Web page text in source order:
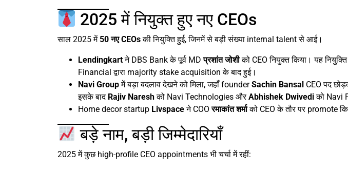
2025 में नियुक्त हुए नए CEOs
साल 2025 में50 नए CEOsकी नियुक्ति हुई, जिनमें से बड़ी संख्या internal talent से आई।
Lendingkartने DBS Bank के पूर्व MDप्रशांत जोशीको CEO नियुक्त किया। यह
Financial द्वारा majority stake acquisition के बाद हुई।
Navi Groupमें बड़ा बदलाव देखने को मिला, जहाँ founderSachin Bansal CEO पद
इसके बाद Rajiv Nareshको Navi Technologies औरAbhishek Dwivediको Navi
Home decor startup Livspaceने COOरमाकांत शर्माको CEO के तौर पर promote
बड़े नाम, बड़ी जिम्मेदारियाँ
2025 में कुछ high-profile CEO appointments भी चर्चा में रहीं: